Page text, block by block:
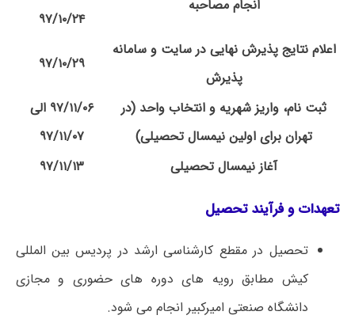
انجام مصاحبه
۹۷/۱۰/۲۴
اعلام نتایج پذیرش نهایی در سایت و سامانه
پذیرش
۹۷/۱۰/۲۹
ثبت­ نام، واریز شهریه و انتخاب واحد (در
تهران برای اولین نیمسال تحصیلی)
۹۷/۱۱/۰۶ الی
۹۷/۱۱/۰۷
آغاز نیمسال تحصیلی
۹۷/۱۱/۱۳
تعهدات و فرآیند تحصیل
تحصیل در مقطع کارشناسی­ ارشد در پردیس بین­ المللی
کیش مطابق رویه های دوره­ های حضوری و مجازی
دانشگاه صنعتی امیرکبیر انجام می­ شود.